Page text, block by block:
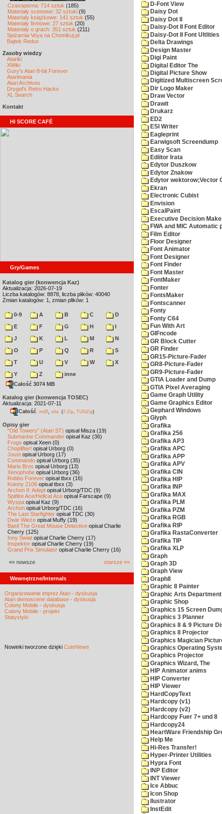
Czasopisma: 714 sztuk (185)
Materiały scenowe: 32 sztuki (9)
Materiały książkowe: 141 sztuk (55)
Materiały firmowe: 27 sztuk (20)
Materiały o grach: 351 sztuk (211)
Spiżarnia Voya na Chomikuj.pl
Bajtek Redux
Zasoby wiedzy
Atariki
XWiki
Gury's Atari 8-bit Forever
Atarimania
Atari Archives
Drygol's Retro Hacks
XL Search
Kontakt
HI SCORE CAFÉ
Gry/Games
Katalog gier (konwencja Kaz)
Aktualizacja: 2026-07-19
Liczba katalogów: 8878, liczba plików: 40040
Zmian katalogów: 1, zmian plików: 1
0-9 A B C
D
E
F G H
I
J
K L M
N
O
P Q R
S
T
U V W
X
Y
Z
inne
Całość 3074 MB
Katalog gier (konwencja TOSEC)
Aktualizacja: 2021-07-11
Całość md5 sha (7-Zip TUGZip)
Opisy gier
"Old Towers" (Atari ST) opisał Misza (19)
Submarine Commander opisał Kaz (36)
Frogs opisał Xeen (0)
Choplifter! opisał Urborg (0)
Joust opisał Urborg (17)
Commando opisał Urborg (35)
Mario Bros opisał Urborg (13)
Xenophobe opisał Urborg (36)
Robbo Forever opisał tbxx (16)
Kolony 2106 opisał tbxx (3)
Archon II: Adept opisał Urborg/TDC (9)
Spitfire Ace/Hellcat Ace opisał Farscape (9)
Wyspa opisał Kaz (9)
Archon opisał Urborg/TDC (16)
The Last Starfighter opisał TDC (30)
Dwie Wieże opisał Muffy (19)
Basil The Great Mouse Detective opisał Charlie
Cherry (125)
Inny Świat opisał Charlie Cherry (17)
Inspektor opisał Charlie Cherry (19)
Grand Prix Simulator opisał Charlie Cherry (16)
«« nowsze starsze »»
Wewnętrzne/Internals
Organizowanie imprez Atari - dyskusja
Atari demoscene database - dyskusja
Colony Mobile - dyskusja
Colony Mobile - projekt
Statystyki
Nowinki tworzone dzięki CuteNews
D-Font View
Daisy Dot
Daisy Dot II
Daisy-Dot II Font Editor
Daisy-Dot II Font Ultlities
Delta Drawings
Design Master
Digi Paint
Digital Editor The
Digital Picture Show
Digitized Multiscreen
Dir Logo Maker
Draw Vector
Drawit
Drukarz
ED2
ESI Writer
Eagleprint
Earwigsoft Screendump
Easy Scan
Ediitor Irata
Edytor Duszkow
Edytor Znakow
Edytor wektorow;Vector
Ekran
Electronic Cubist
Envision
EscalPaint
Executive Decision
FWA and MIC
Film Editor
Floor Designer
Font Animator
Font Designer
Font Finder
Font Master
FontMaker
Fonter
FontsMaker
Fontscanner
Fonty
Fonty C64
Fun With Art
GIFncode
GR Block Cutter
GR Finder
GR15-Picture-Fader
GR8-Picture-Fader
GR9-Picture-Fader
GTIA Loader and Dump
GTIA Pixel Averaging
Game Graph Utility
Game Graphics Editor
Gephard Windows
Glyph
Grafika
Grafika 256
Grafika AP3
Grafika APC
Grafika APP
Grafika APV
Grafika CIN
Grafika HIP
Grafika INP
Grafika MAX
Grafika PLM
Grafika PZM
Grafika RGB
Grafika RIP
Grafika RastaConverter
Grafika TIP
Grafika XLP
Graph
Graph 3D
Graph View
Graph8
Graphic 8 Painter
Graphic Arts Department
Graphic Shop
Graphics 15 Screen
Graphics 3 Planner
Graphics 8 & 9 Picture
Graphics 8 Projector
Graphics Magician
Graphics Operating
Graphics Projector
Graphics Wizard, The
HIP Animator anims
HIP Converter
HIP Viewer
HardCopyText
Hardcopy (v1)
Hardcopy (v2)
Hardcopy Fuer 7+ und 8
Hardcopy24
HeartWare Friendship
Help Me
Hi-Res Transfer!
Hyper-Printer Utilities
Hypra Font
INP Editor
INT Viewer
Ice Abbuc
Icon Shop
Ilustrator
InstEdit